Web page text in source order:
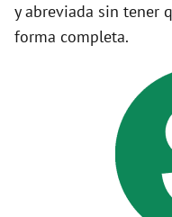
y abreviada sin tener
forma completa.